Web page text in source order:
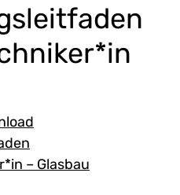
– Glasbau